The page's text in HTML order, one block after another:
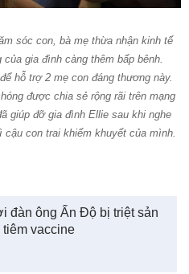
sóc con, bà mẹ thừa nhận kinh tế
gia đình càng thêm bấp bênh.
hỗ trợ 2 mẹ con đáng thương này.
được chia sẻ rộng rãi trên mạng
giúp đỡ gia đình Ellie sau khi nghe
con trai khiếm khuyết của mình.
đàn ông Ấn Độ bị triệt sản
tiêm vaccine